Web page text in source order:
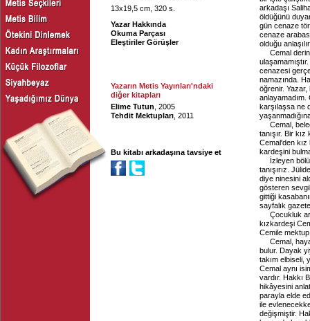
13x19,5 cm, 320 s.
Yazar Hakkında
Okuma Parçası
Eleştiriler Görüşler
Yazarın Metis Yayınları'ndaki
diğer kitapları
Elime Tutun , 2005
Tehdit Mektupları , 2011
Bu kitabı arkadaşına tavsiye et
arkadaşı
öldüğünü
gün cenaze
cenaze
olduğu
Cemal derin
cenazesi
namazında.
öğrenir.
anlayamadım.
karşılaşsa ne
Cemal,
tanışır. Bir
Cemal'den kız
kardeşini
İzleyen
tanışırız.
diye ninesini
gösteren
gittiği
sayfalık
Çocukluk
kızkardeşi
Cemile
Cemal,
bulur. Dayak
takım elbiseli,
Cemal aynı
vardır. Hakkı
hikâyesini
parayla elde
ile
değişmiştir.